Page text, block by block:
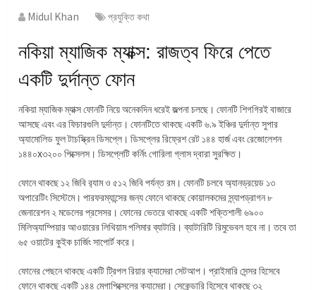
Midul Khan প্রযুক্তি কথা
নকিয়া ম্যাজিক ম্যাক্স: রাজত্ব ফিরে পেতে
একটি দুর্দান্ত ফোন
নকিয়া ম্যাজিক ম্যাক্স ফোনটি নিয়ে অনেকদিন ধরেই জল্পনা চলছে। ফোনটি শিগগিরই বাজারে
আসছে এবং এর ফিচারগুলি দুর্দান্ত। ফোনটিতে থাকছে একটি ৬.৯ ইঞ্চির দুর্দান্ত সুপার
অ্যামোলিড ফুল টাচস্ক্রিন ডিসপ্লে। ডিসপ্লের রিফ্রেশ রেট ১৪৪ হার্জ এবং রেজোলেশন
১৪৪০x৩২০০ পিক্সেলস। ডিসপ্লেটি কর্নিং গোরিলা গ্লাস দ্বারা সুরক্ষিত।
ফোনে থাকছে ১২ জিবি র‌্যাম ও ৫১২ জিবি পর্যন্ত রম। ফোনটি চলবে অ্যানড্রয়েড ১৩
অপারেটিং সিস্টেমে। পারফরম্যান্সের জন্য ফোনে থাকছে কোয়ালকমের স্ন্যাপড্রাগন ৮
জেনারেশন ২ মডেলের প্রসেসর। ফোনের ভেতরে থাকছে একটি শক্তিশালী ৬৯০০
মিলিঅ্যাম্পিয়ার আওয়ারের লিথিয়াম পলিমার ব্যাটারি। ব্যাটারিটি রিমুভেবল হবে না। তবে তা
৬৫ ওয়াটের কুইক চার্জিং সাপোর্ট করে।
ফোনের পেছনে থাকছে একটি ট্রিপল রিয়ার ক্যামেরা সেটআপ। প্রাইমারি সেন্সর হিসেবে
ফোনে থাকছে একটি ১৪৪ মেগাপিক্সেলের ক্যামেরা। সেকেন্ডারি হিসেবে থাকছে ৩২